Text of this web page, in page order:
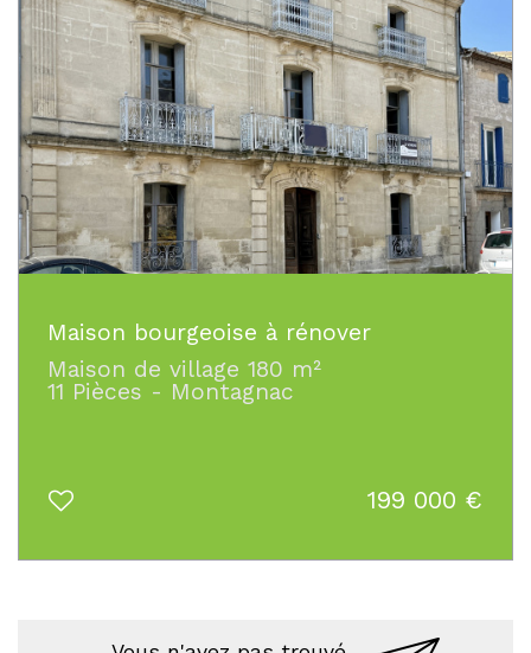
Maison bourgeoise à rénover
Maison de village 180 m²
11 Pièces - Montagnac
199 000 €